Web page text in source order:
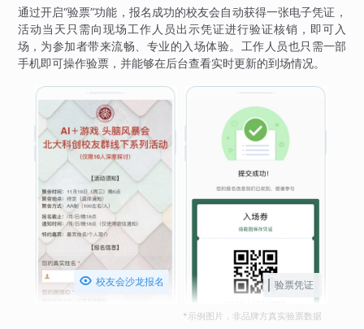
通过开启“验票”功能，报名成功的校友会自动获得一张电子凭证，
活动当天只需向现场工作人员出示凭证进行验证核销，即可入
场，为参加者带来流畅、专业的入场体验。工作人员也只需一部
手机即可操作验票，并能够在后台查看实时更新的到场情况。
 校友会沙龙报名 验票凭证
*示例图片，非品牌方真实验票数据